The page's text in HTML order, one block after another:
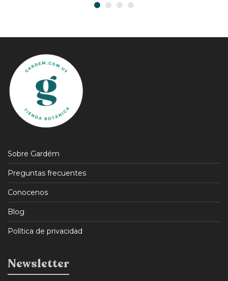
Sobre Gardém
Preguntas frecuentes
Conocenos
Blog
Política de privacidad
Newsletter